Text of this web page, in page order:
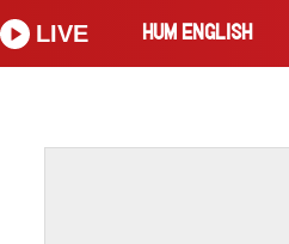
HUM ENGLISH
LIVE